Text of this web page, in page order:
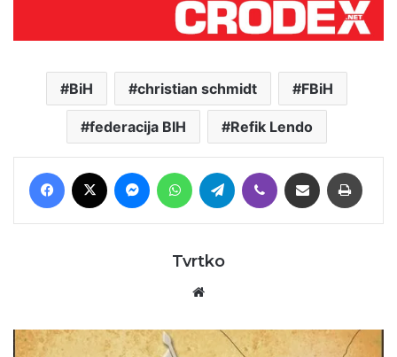
BiH christian schmidt FBiH
federacija BIH Refik Lendo
Facebook MessengerWhatsAppTelegram Viber Podijeli putem E-maila
Tvrtko